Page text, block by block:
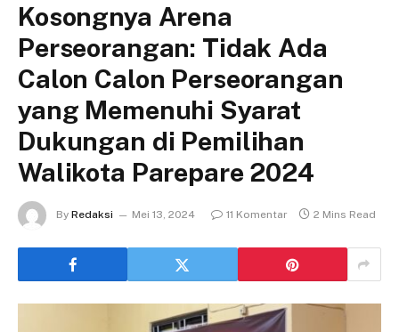
Kosongnya Arena
Perseorangan: Tidak Ada
Calon Calon Perseorangan
yang Memenuhi Syarat
Dukungan di Pemilihan
Walikota Parepare 2024
By Redaksi Mei 13, 2024 11 Komentar 2 Mins Read